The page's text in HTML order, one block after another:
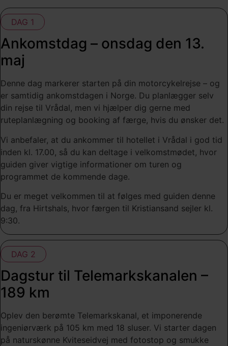
DAG 1
Ankomstdag – onsdag den 13.
maj
Denne dag markerer starten på din motorcykelrejse – og
er samtidig ankomstdagen i Norge. Du planlægger selv
din rejse til Vrådal, men vi hjælper dig gerne med
ruteplanlægning og booking af færge, hvis du ønsker det.
Vi anbefaler, at du ankommer til hotellet i Vrådal i god tid
inden kl. 17.00, så du kan deltage i velkomstmødet, hvor
guiden giver vigtige informationer om turen og
programmet de kommende dage.
Du er meget velkommen til at følges med guiden denne
dag, fra Hirtshals, hvor færgen til Kristiansand sejler kl.
9:30.
DAG 2
Dagstur til Telemarkskanalen –
189 km
Oplev den berømte Telemarkskanal, et imponerende
ingeniørværk på 105 km med 18 sluser. Vi starter dagen
på naturskønne Kviteseidvej med fotostop og smukke